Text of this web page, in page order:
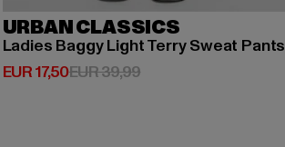
URBAN CLASSICS
Ladies Baggy Light Terry Sweat Pants
EUR 17,50
Huidige prijs: EUR 17,50
EUR 39,99Actieprijs: EUR 39,99